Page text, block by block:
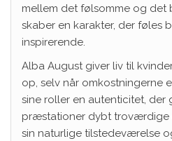
mellem det følsomme og det
skaber en karakter, der føles
inspirerende.
Alba August giver liv til
op, selv når omkostningerne
sine roller en autenticitet, der
præstationer dybt troværdige
sin naturlige tilstedeværelse